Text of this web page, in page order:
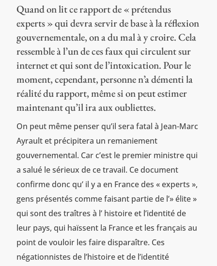
Quand on lit ce rapport de « prétendus
experts » qui devra servir de base à la réflexion
gouvernementale, on a du mal à y croire. Cela
ressemble à l’un de ces faux qui circulent sur
internet et qui sont de l’intoxication. Pour le
moment, cependant, personne n’a démenti la
réalité du rapport, même si on peut estimer
maintenant qu’il ira aux oubliettes.
On peut même penser qu’il sera fatal à Jean-Marc
Ayrault et précipitera un remaniement
gouvernemental. Car c’est le premier ministre qui
a salué le sérieux de ce travail. Ce document
confirme donc qu’ il y a en France des « experts »,
gens présentés comme faisant partie de l’» élite »
qui sont des traîtres à l’ histoire et l’identité de
leur pays, qui haïssent la France et les français au
point de vouloir les faire disparaître. Ces
négationnistes de l’histoire et de l’identité